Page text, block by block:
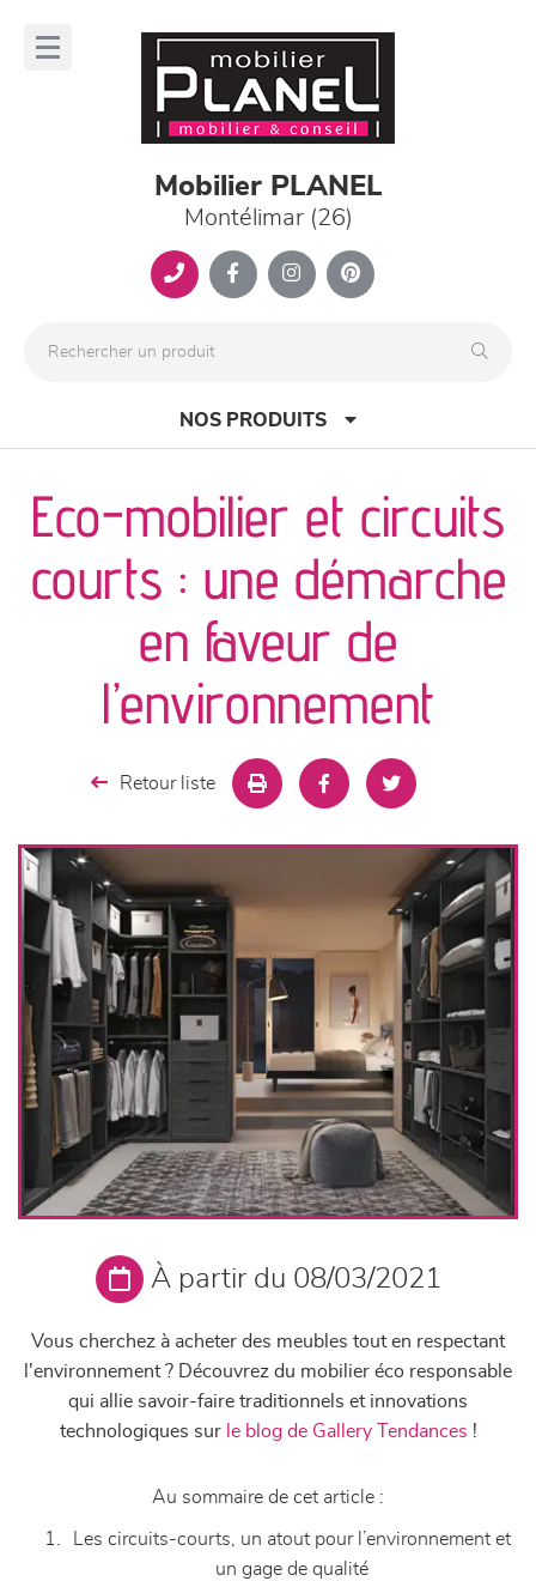
Mobilier PLANEL
Montélimar (26)
NOS PRODUITS
canapés et fauteuils
séjours
décoration
Eco-mobilier et circuits
courts : une démarche
en faveur de
l’environnement
Retour liste
À partir du 08/03/2021
Vous cherchez à acheter des meubles tout en respectant
l'environnement ? Découvrez du mobilier éco responsable
qui allie savoir-faire traditionnels et innovations
technologiques sur le blog de Gallery Tendances !
Au sommaire de cet article :
Les circuits-courts, un atout pour l’environnement et
un gage de qualité